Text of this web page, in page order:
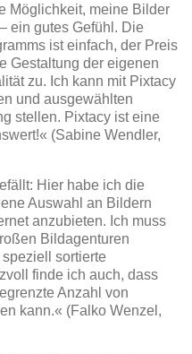
Möglichkeit, meine Bilder
ein gutes Gefühl. Die
ist einfach, der Preis
Gestaltung der eigenen
zu. Ich kann mit Pixtacy
und ausgewählten
stellen. Pixtacy ist eine
(Sabine Wendler,
Hier habe ich die
Auswahl an Bildern
anzubieten. Ich muss
Bildagenturen
sortierte
finde ich auch, dass
Anzahl von
kann.« (Falko Wenzel,